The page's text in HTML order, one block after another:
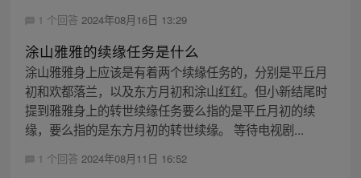
1 个回答 2024年08月16日 13:29
涂山雅雅的续缘任务是什么
涂山雅雅身上应该是有着两个续缘任务的，分别是平丘月
初和欢都落兰，以及东方月初和涂山红红。但小新结尾时
提到雅雅身上的转世续缘任务要么指的是平丘月初的续
缘，要么指的是东方月初的转世续缘。 等待电视剧...
1 个回答 2024年08月11日 16:52